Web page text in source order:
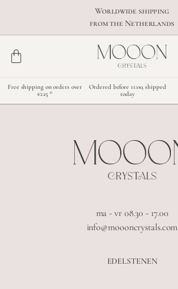
Worldwide shipping
from the Netherlands
Free shipping on orders over
€125 *
Ordered before 11:00, shipped
today
ma - vr 08.30 - 17.00
info@moooncrystals.com
EDELSTENEN